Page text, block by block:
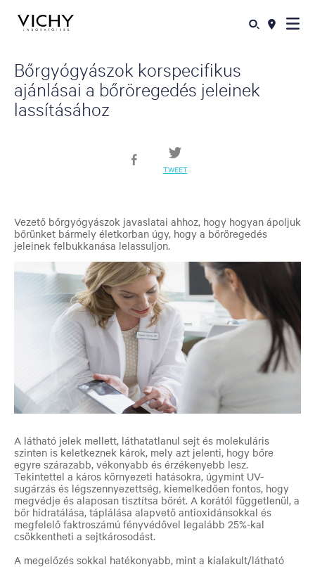
Bőrgyógyászok korspecifikus
ajánlásai a bőröregedés jeleinek
lassításához
TWEET
Vezető bőrgyógyászok javaslatai ahhoz, hogy hogyan ápoljuk
bőrünket bármely életkorban úgy, hogy a bőröregedés
jeleinek felbukkanása lelassuljon.
A látható jelek mellett, láthatatlanul sejt és molekuláris
szinten is keletkeznek károk, mely azt jelenti, hogy bőre
egyre szárazabb, vékonyabb és érzékenyebb lesz.
Tekintettel a káros környezeti hatásokra, úgymint UV-
sugárzás és légszennyezettség, kiemelkedően fontos, hogy
megvédje és alaposan tisztítsa bőrét. A korától függetlenül, a
bőr hidratálása, táplálása alapvető antioxidánsokkal és
megfelelő faktroszámú fényvédővel legalább 25%-kal
csökkentheti a sejtkárosodást.
A megelőzés sokkal hatékonyabb, mint a kialakult/látható